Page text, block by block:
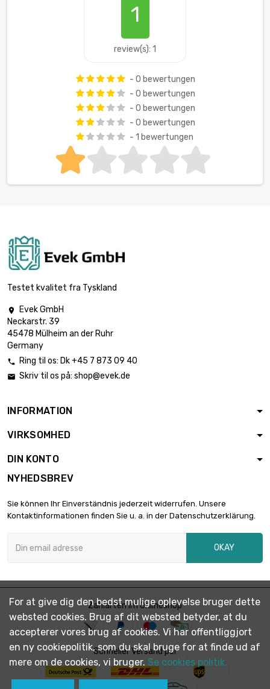
1
review(s): 1
- 0 bewertungen
- 0 bewertungen
- 0 bewertungen
- 0 bewertungen
- 1 bewertungen
Testet kvalitet fra Tyskland

Evek GmbH
Neckarstr. 39
45478 Mülheim an der Ruhr
Germany
 Ring til os: Dk +45 7 873 09 40
 Skriv til os på: shop@evek.de
INFORMATION
VIRKSOMHED
DIN KONTO
NYHEDSBREV
Sie können Ihr Einverständnis jederzeit widerrufen. Unsere
Kontaktinformationen finden Sie u. a. in der Datenschutzerklärung.
OKAY
Zahlarten im Onlineshop
Schneller Versand per
For at give dig den bedst mulige oplevelse bruger dette
websted cookies. Brug af dit websted betyder, at du
accepterer vores brug af cookies. Vi har offentliggjort
en ny cookiepolitik, som du skal bruge for at finde ud af
mere om de cookies, vi bruger. Se cookies politik.